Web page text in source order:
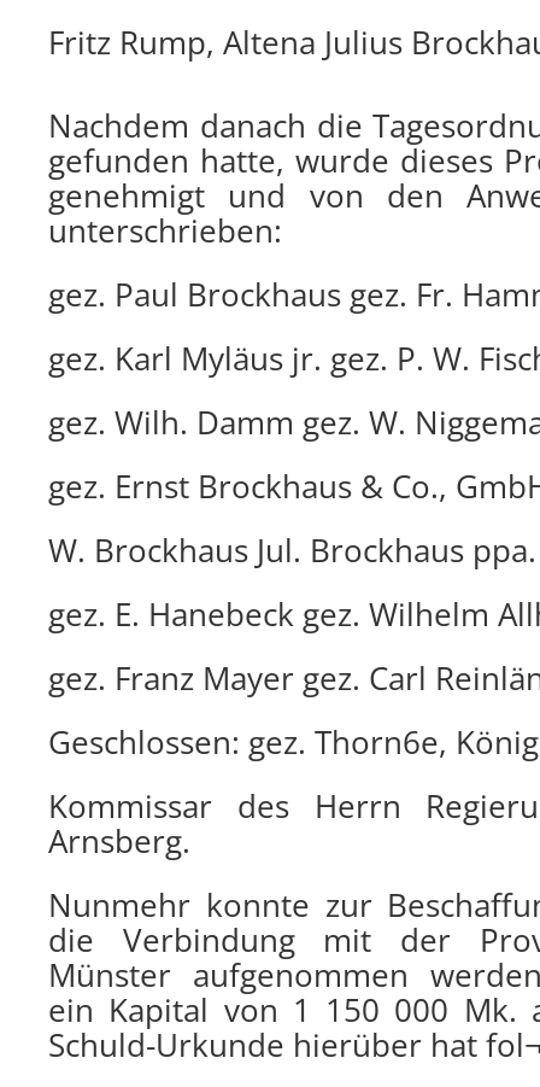
Fritz Rump, Altena Julius
Nachdem danach die
gefunden hatte, wurde dieses
genehmigt und von den
unterschrieben:
gez. Paul Brockhaus gez. Fr.
gez. Karl Myläus jr. gez. P. W.
gez. Wilh. Damm gez. W.
gez. Ernst Brockhaus & Co.,
W. Brockhaus Jul. Brockhaus
gez. E. Hanebeck gez. Wilhelm
gez. Franz Mayer gez. Carl
Geschlossen: gez. Thorn6e,
Kommissar des Herrn
Arnsberg.
Nunmehr konnte zur
die Verbindung mit der
Münster aufgenommen
ein Kapital von 1 150 000 Mk.
Schuld-Urkunde hierüber hat